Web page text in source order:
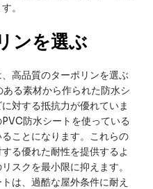
。
ンを選ぶ
高品質のターポリンを選ぶ
る素材から作られた防水シ
対する抵抗力が優れていま
防水シートを使っている
ことになります。これらの
る優れた耐性を提供するよ
スクを最小限に抑えます。
は、過酷な屋外条件に耐え